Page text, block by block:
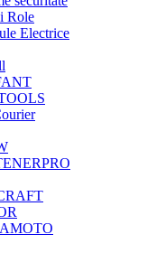
Role
Electrice